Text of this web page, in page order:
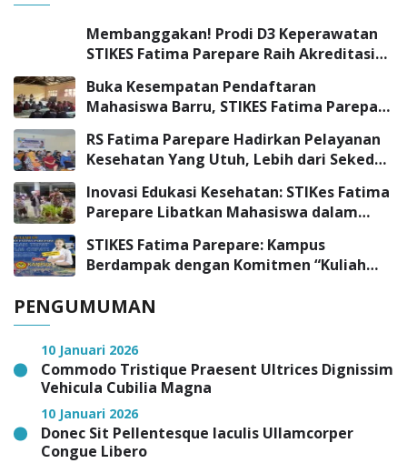
Membanggakan! Prodi D3 Keperawatan
STIKES Fatima Parepare Raih Akreditasi
Buka Kesempatan Pendaftaran
Mahasiswa Barru, STIKES Fatima Parepare
RS Fatima Parepare Hadirkan Pelayanan
Kesehatan Yang Utuh, Lebih dari Sekedar
Inovasi Edukasi Kesehatan: STIKes Fatima
Parepare Libatkan Mahasiswa dalam
STIKES Fatima Parepare: Kampus
Berdampak dengan Komitmen “Kuliah
PENGUMUMAN
10 Januari 2026
Commodo Tristique Praesent Ultrices Dignissim
Vehicula Cubilia Magna
10 Januari 2026
Donec Sit Pellentesque Iaculis Ullamcorper
Congue Libero